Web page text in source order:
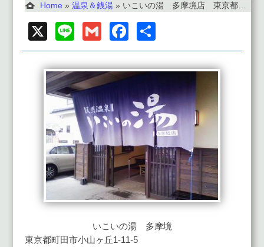
Home » 温泉＆銭湯 » いこいの湯 多摩境店 東京都町田市 #013
X Line GmailFacebook
有
いこいの湯 多摩境
東京都町田市小山ヶ丘1-11-5